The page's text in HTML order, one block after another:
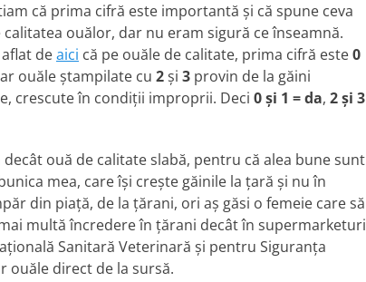
că prima cifră este importantă şi că spune ceva
calitatea ouălor, dar nu eram sigură ce înseamnă.
deaici că pe ouăle de calitate, prima cifră este0
ouăle ştampilate cu 2şi 3 provin de la găini
crescute în condiţii improprii. Deci 0 şi 1 = da, 2 şi 3
ouă de calitate slabă, pentru că alea bune sunt
mea, care îşi creşte găinile la ţară şi nu în
din piaţă, de la ţărani, ori aş găsi o femeie care să
multă încredere în ţărani decât în supermarketuri
Sanitară Veterinară şi pentru Siguranţa
ouăle direct de la sursă.